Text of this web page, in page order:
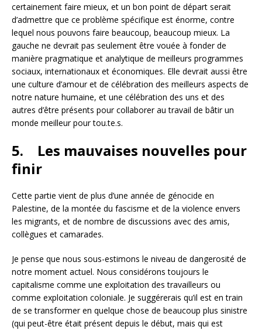
certainement faire mieux, et un bon point de départ serait
d’admettre que ce problème spécifique est énorme, contre
lequel nous pouvons faire beaucoup, beaucoup mieux. La
gauche ne devrait pas seulement être vouée à fonder de
manière pragmatique et analytique de meilleurs programmes
sociaux, internationaux et économiques. Elle devrait aussi être
une culture d’amour et de célébration des meilleurs aspects de
notre nature humaine, et une célébration des uns et des
autres d’être présents pour collaborer au travail de bâtir un
monde meilleur pour tou.te.s.
5.
Les mauvaises nouvelles pour
finir
Cette partie vient de plus d’une année de génocide en
Palestine, de la montée du fascisme et de la violence envers
les migrants, et de nombre de discussions avec des amis,
collègues et camarades.
Je pense que nous sous-estimons le niveau de dangerosité de
notre moment actuel. Nous considérons toujours le
capitalisme comme une exploitation des travailleurs ou
comme exploitation coloniale. Je suggérerais qu’il est en train
de se transformer en quelque chose de beaucoup plus sinistre
(qui peut-être était présent depuis le début, mais qui est